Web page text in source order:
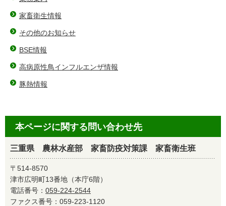
家畜衛生情報
その他のお知らせ
BSE情報
高病原性鳥インフルエンザ情報
豚熱情報
本ページに関する問い合わせ先
三重県 農林水産部 家畜防疫対策課 家畜衛生班
〒514-8570
津市広明町13番地（本庁6階）
電話番号： 059-224-2544
ファクス番号：059-223-1120